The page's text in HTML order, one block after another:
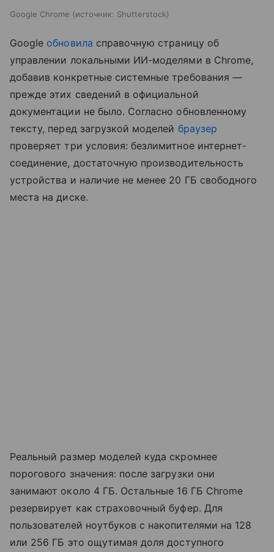
Google Chrome источник: Shutterstock
Google обновила справочную страницу об
управлении локальными ИИ-моделями в Chrome,
добавив конкретные системные требования —
прежде этих сведений в официальной
документации не было. Согласно обновленному
тексту, перед загрузкой моделей браузер
проверяет три условия: безлимитное интернет-
соединение, достаточную производительность
устройства и наличие не менее 20 ГБ свободного
места на диске.
Реальный размер моделей куда скромнее
порогового значения: после загрузки они
занимают около 4 ГБ. Остальные 16 ГБ Chrome
резервирует как страховочный буфер. Для
пользователей ноутбуков с накопителями на 128
или 256 ГБ это ощутимая доля доступного